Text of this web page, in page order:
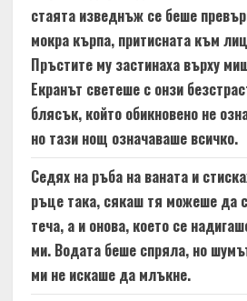
стаята изведнъж се беше
мокра кърпа, притисната към
Пръстите му застинаха върху
Екранът светеше с онзи
блясък, който обикновено не
но тази нощ означаваше всичко.
Седях на ръба на ваната и
ръце така, сякаш тя можеше да
теча, а и онова, което се
ми. Водата беше спряла, но
ми не искаше да млъкне.